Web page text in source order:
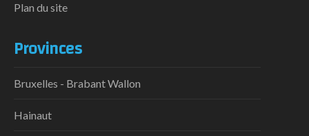
Plan du site
Provinces
Bruxelles - Brabant Wallon
Hainaut